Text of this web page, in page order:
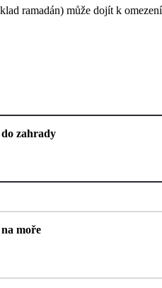
ramadán) může dojít k
zahrady
moře